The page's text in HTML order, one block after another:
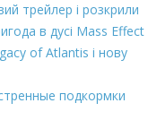
трейлер і розкрили
в дусі Mass Effect
of Atlantis і нову
подкормки